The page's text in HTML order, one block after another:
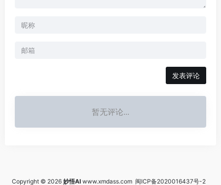
发表评论
暂无评论...
Copyright © 2026 妙悟AI www.xmdass.com 闽ICP备2020016437号-2